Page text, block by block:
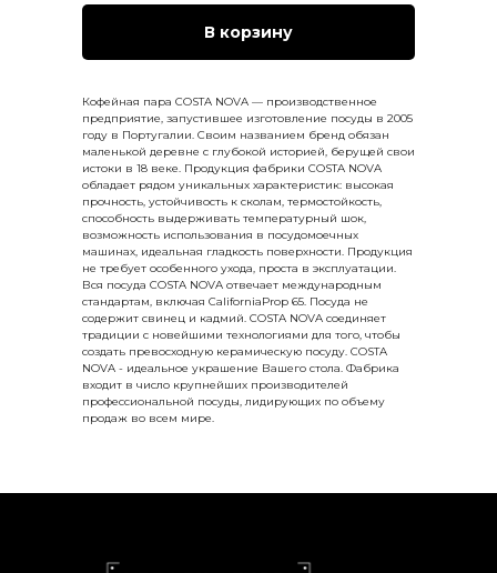
В корзину
Кофейная пара COSTA NOVA — производственное
предприятие, запустившее изготовление посуды в 2005
году в Португалии. Своим названием бренд обязан
маленькой деревне с глубокой историей, берущей свои
истоки в 18 веке. Продукция фабрики COSTA NOVA
обладает рядом уникальных характеристик: высокая
прочность, устойчивость к сколам, термостойкость,
способность выдерживать температурный шок,
возможность использования в посудомоечных
машинах, идеальная гладкость поверхности. Продукция
не требует особенного ухода, проста в эксплуатации.
Вся посуда COSTA NOVA отвечает международным
стандартам, включая CaliforniaProp 65. Посуда не
содержит свинец и кадмий. COSTA NOVA соединяет
традиции с новейшими технологиями для того, чтобы
создать превосходную керамическую посуду. COSTA
NOVA - идеальное украшение Вашего стола. Фабрика
входит в число крупнейших производителей
профессиональной посуды, лидирующих по объему
продаж во всем мире.